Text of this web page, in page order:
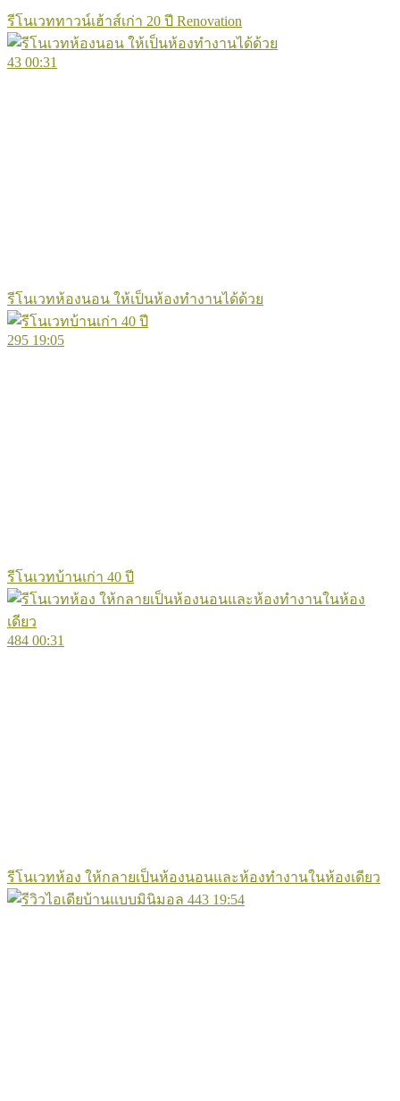
รีโนเวททาวน์เฮ้าส์เก่า 20 ปี Renovation
43 00:31
รีโนเวทห้องนอน ให้เป็นห้องทำงานได้ด้วย
295 19:05
รีโนเวทบ้านเก่า 40 ปี
484 00:31
รีโนเวทห้อง ให้กลายเป็นห้องนอนและห้องทำงานในห้องเดียว
443 19:54